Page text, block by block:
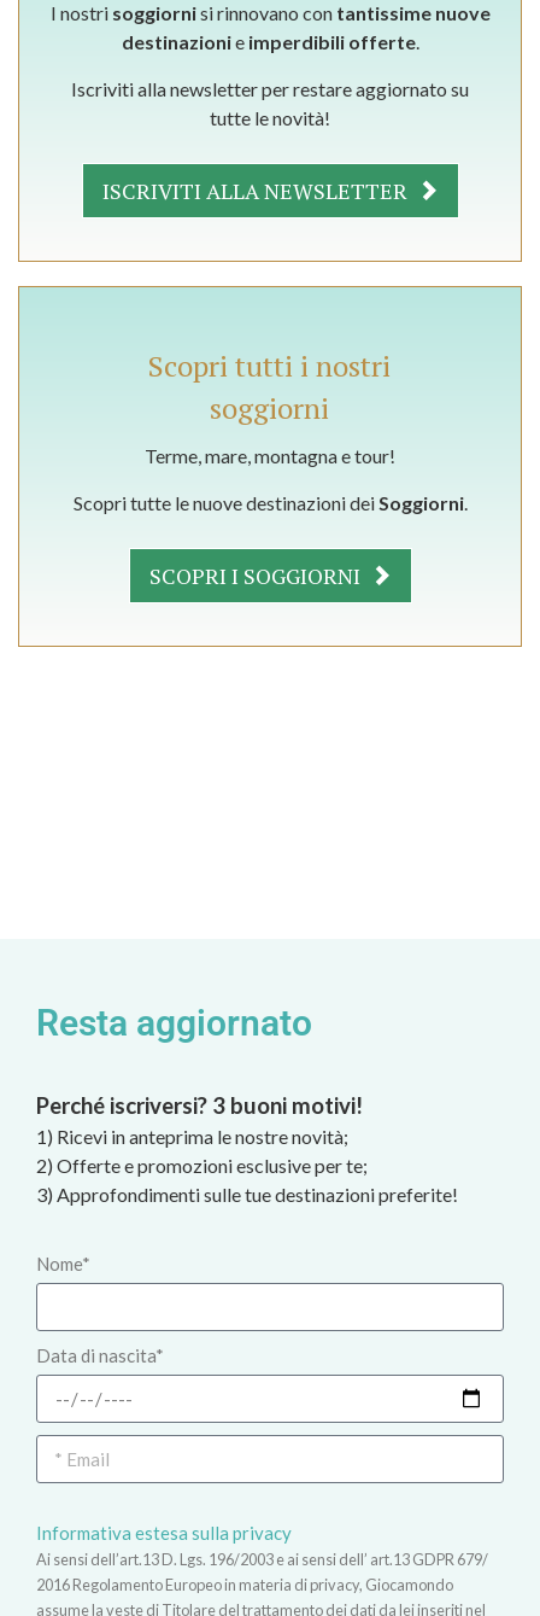
I nostri soggiornisi rinnovano con tantissime nuove
destinazionie imperdibili offerte.
Iscriviti alla newsletter per restare aggiornato su
tutte le novità!
ISCRIVITI ALLA NEWSLETTER
Scopri tutti i nostri
soggiorni
Terme, mare, montagna e tour!
Scopri tutte le nuove destinazioni deiSoggiorni.
SCOPRI I SOGGIORNI
Resta aggiornato
Perché iscriversi? 3 buoni motivi!
1) Ricevi in anteprima le nostre novità;
2) Offerte e promozioni esclusive per te;
3) Approfondimenti sulle tue destinazioni preferite!
Nome*
Data di nascita*
Informativa estesa sulla privacy
Ai sensi dell’art.13 D. Lgs. 196/2003 e ai sensi dell’ art.13 GDPR 679/
2016 Regolamento Europeo in materia di privacy, Giocamondo
assume la veste di Titolare del trattamento dei dati da lei inseriti nel